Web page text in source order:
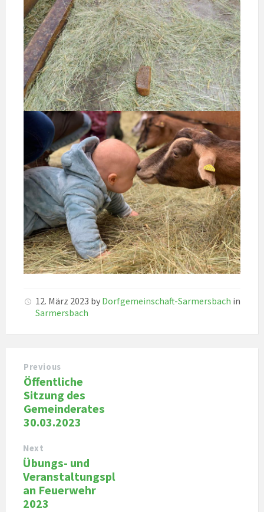
12. März 2023 by Dorfgemeinschaft-Sarmersbach in
Sarmersbach
Previous
Öffentliche
Sitzung des
Gemeinderates
30.03.2023
Next
Übungs- und
Veranstaltungspl
an Feuerwehr
2023